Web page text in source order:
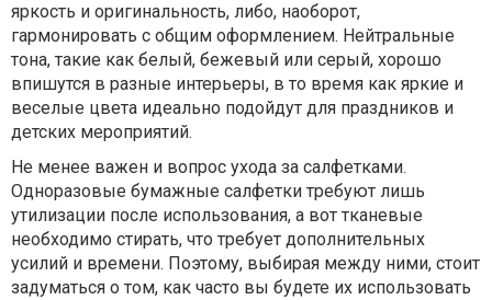
яркость и оригинальность, либо, наоборот,
гармонировать с общим оформлением. Нейтральные
тона, такие как белый, бежевый или серый, хорошо
впишутся в разные интерьеры, в то время как яркие и
веселые цвета идеально подойдут для праздников и
детских мероприятий.
Не менее важен и вопрос ухода за салфетками.
Одноразовые бумажные салфетки требуют лишь
утилизации после использования, а вот тканевые
необходимо стирать, что требует дополнительных
усилий и времени. Поэтому, выбирая между ними, стоит
задуматься о том, как часто вы будете их использовать